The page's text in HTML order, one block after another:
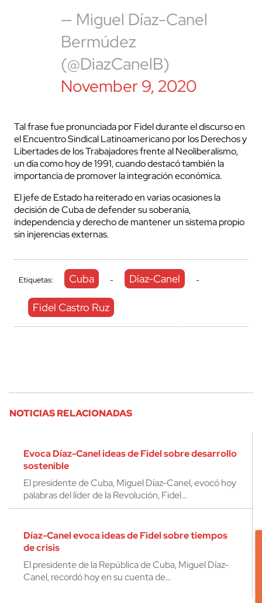
— Miguel Díaz-Canel
Bermúdez
(@DiazCanelB)
November 9, 2020
Tal frase fue pronunciada por Fidel durante el discurso en
el Encuentro Sindical Latinoamericano por los Derechos y
Libertades de los Trabajadores frente al Neoliberalismo,
un día como hoy de 1991, cuando destacó también la
importancia de promover la integración económica.
El jefe de Estado ha reiterado en varias ocasiones la
decisión de Cuba de defender su soberanía,
independencia y derecho de mantener un sistema propio
sin injerencias externas.
Etiquetas: Cuba - Díaz-Canel -
Fidel Castro Ruz
NOTICIAS RELACIONADAS
Evoca Díaz-Canel ideas de Fidel sobre desarrollo
sostenible
El presidente de Cuba, Miguel Díaz-Canel, evocó hoy
palabras del líder de la Revolución, Fidel…
Díaz-Canel evoca ideas de Fidel sobre tiempos
de crisis
El presidente de la República de Cuba, Miguel Díaz-
Canel, recordó hoy en su cuenta de…